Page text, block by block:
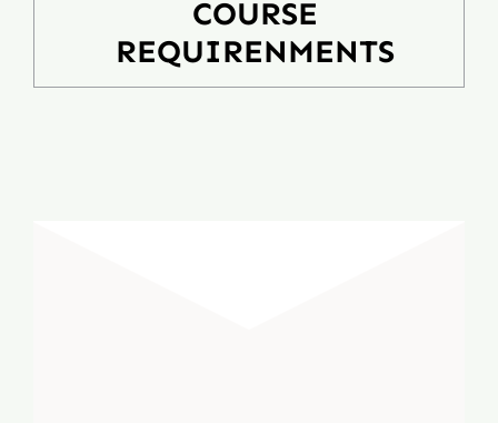
COURSE
REQUIRENMENTS